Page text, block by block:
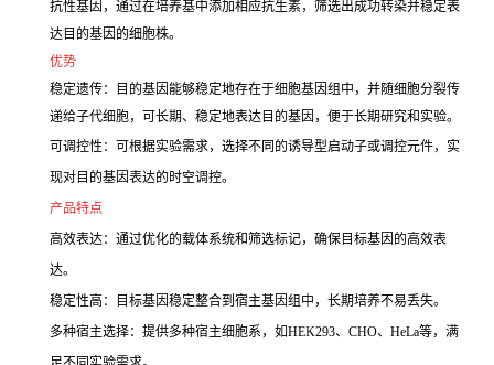
抗性基因，通过在培养基中添加相应抗生素，筛选出成功转染并稳定表
达目的基因的细胞株。
优势
稳定遗传：目的基因能够稳定地存在于细胞基因组中，并随细胞分裂传
递给子代细胞，可长期、稳定地表达目的基因，便于长期研究和实验。
可调控性：可根据实验需求，选择不同的诱导型启动子或调控元件，实
现对目的基因表达的时空调控。
产品特点
高效表达：通过优化的载体系统和筛选标记，确保目标基因的高效表
达。
稳定性高：目标基因稳定整合到宿主基因组中，长期培养不易丢失。
多种宿主选择：提供多种宿主细胞系，如HEK293、CHO、HeLa等，满